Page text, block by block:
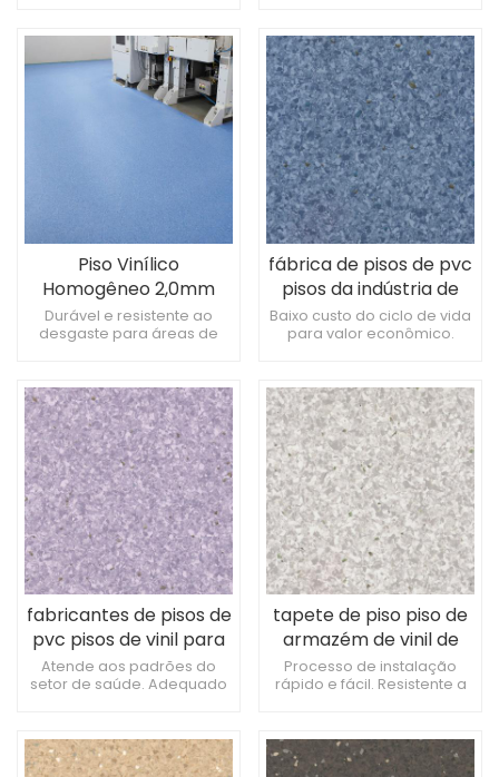
deslizamento para maior
segurança.
áreas de tráfego intenso.
Fácil de limpar: Mantém a
higiene com o mínimo
esforço.
Piso Vinílico
Homogêneo 2,0mm
Ideal para Uso
Hospitalar
Durável e resistente ao
desgaste para áreas de
apelo estético. Antiestático,
protege equipamentos.
fábrica de pisos de pvc
pisos da indústria de
vinil
Baixo custo do ciclo de vida
para valor econômico.
frequente. Tolerância à
exposição a instrumentos
médicos.
fabricantes de pisos de
pvc pisos de vinil para
armazéns
Atende aos padrões do
setor de saúde. Adequado
danos causados ​​por
dispositivos ambulatoriais.
tapete de piso piso de
armazém de vinil de
pvc
Processo de instalação
rápido e fácil. Resistente a
causados ​​por elevadores
de pacientes.